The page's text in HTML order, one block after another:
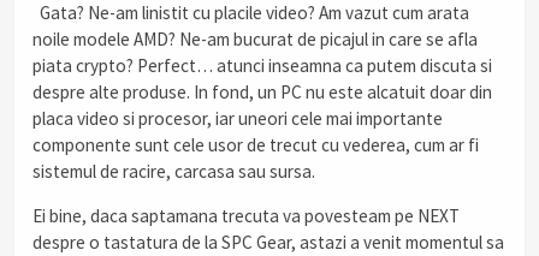
Gata? Ne-am linistit cu placile video? Am vazut cum arata
noile modele AMD? Ne-am bucurat de picajul in care se afla
piata crypto? Perfect… atunci inseamna ca putem discuta si
despre alte produse. In fond, un PC nu este alcatuit doar din
placa video si procesor, iar uneori cele mai importante
componente sunt cele usor de trecut cu vederea, cum ar fi
sistemul de racire, carcasa sau sursa.
Ei bine, daca saptamana trecuta va povesteam pe NEXT
despre o tastatura de la SPC Gear, astazi a venit momentul sa